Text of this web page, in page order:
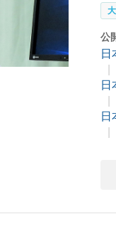
公
日
日
日